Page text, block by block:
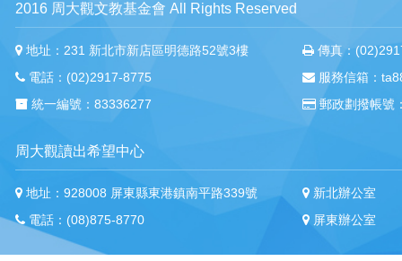
2016 周大觀文教基金會 All Rights Reserved
地址：231 新北市新店區明德路52號3樓
電話：(02)2917-8775
統一編號：83336277
傳真：
服務信箱：
郵政劃撥帳號
周大觀讀出希望中心
地址：928008 屏東縣東港鎮南平路339號
電話：(08)875-8770
新北辦公室
屏東辦公室